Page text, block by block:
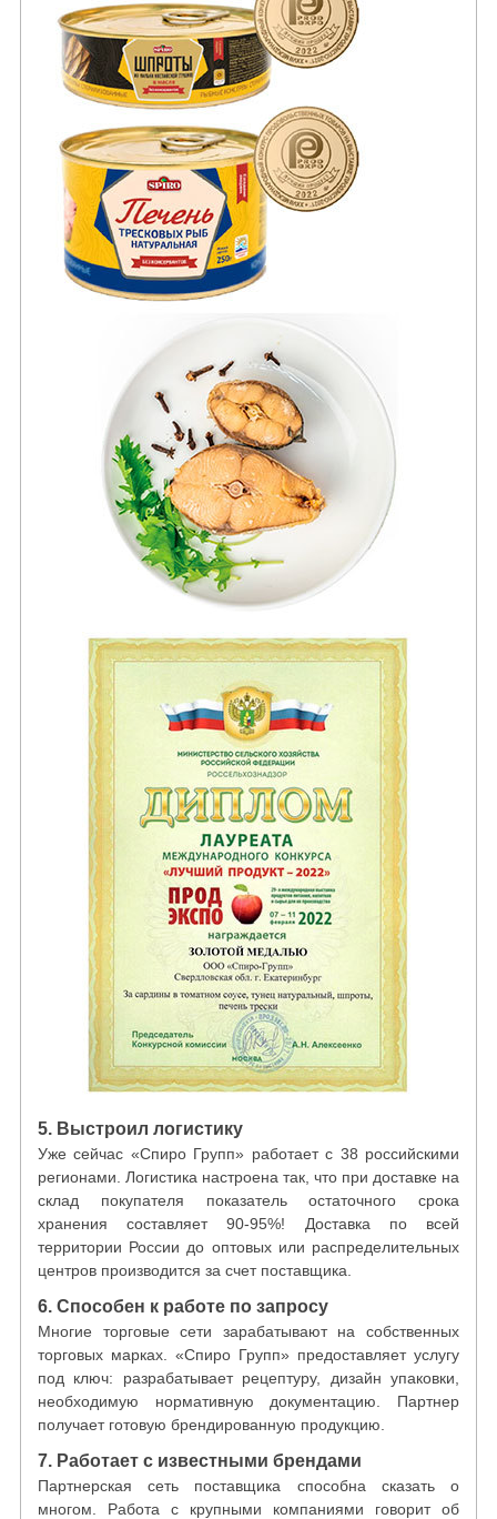
5. Выстроил логистику
Уже сейчас «Спиро Групп» работает с 38 российскими
регионами. Логистика настроена так, что при доставке на
склад покупателя показатель остаточного срока
хранения составляет 90-95%! Доставка по всей
территории России до оптовых или распределительных
центров производится за счет поставщика.
6. Способен к работе по запросу
Многие торговые сети зарабатывают на собственных
торговых марках. «Спиро Групп» предоставляет услугу
под ключ: разрабатывает рецептуру, дизайн упаковки,
необходимую нормативную документацию. Партнер
получает готовую брендированную продукцию.
7. Работает с известными брендами
Партнерская сеть поставщика способна сказать о
многом. Работа с крупными компаниями говорит об